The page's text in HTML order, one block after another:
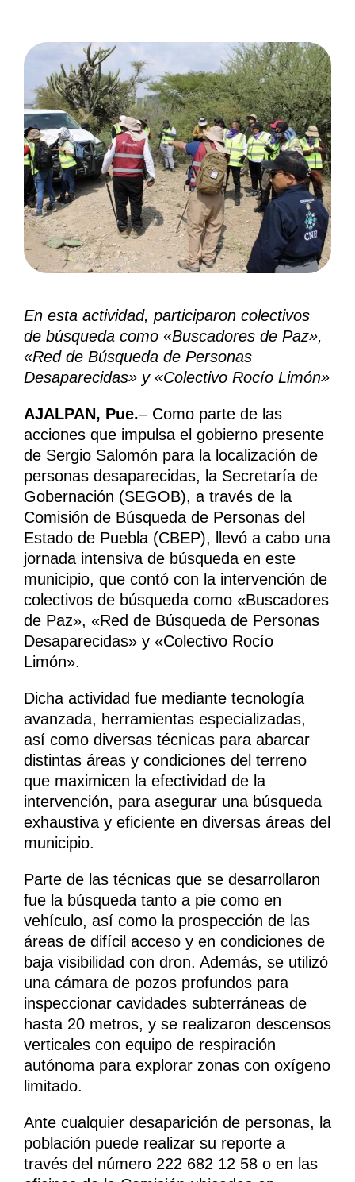
En esta actividad, participaron colectivos
de búsqueda como «Buscadores de Paz»,
«Red de Búsqueda de Personas
Desaparecidas» y «Colectivo Rocío Limón»
AJALPAN, Pue.– Como parte de las
acciones que impulsa el gobierno presente
de Sergio Salomón para la localización de
personas desaparecidas, la Secretaría de
Gobernación (SEGOB), a través de la
Comisión de Búsqueda de Personas del
Estado de Puebla (CBEP), llevó a cabo una
jornada intensiva de búsqueda en este
municipio, que contó con la intervención de
colectivos de búsqueda como «Buscadores
de Paz», «Red de Búsqueda de Personas
Desaparecidas» y «Colectivo Rocío
Limón».
Dicha actividad fue mediante tecnología
avanzada, herramientas especializadas,
así como diversas técnicas para abarcar
distintas áreas y condiciones del terreno
que maximicen la efectividad de la
intervención, para asegurar una búsqueda
exhaustiva y eficiente en diversas áreas del
municipio.
Parte de las técnicas que se desarrollaron
fue la búsqueda tanto a pie como en
vehículo, así como la prospección de las
áreas de difícil acceso y en condiciones de
baja visibilidad con dron. Además, se utilizó
una cámara de pozos profundos para
inspeccionar cavidades subterráneas de
hasta 20 metros, y se realizaron descensos
verticales con equipo de respiración
autónoma para explorar zonas con oxígeno
limitado.
Ante cualquier desaparición de personas, la
población puede realizar su reporte a
través del número 222 682 12 58 o en las